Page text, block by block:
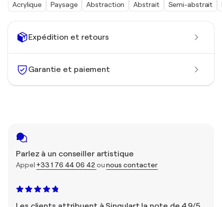
Expédition et retours
Garantie et paiement
Parlez à un conseiller artistique
Appel +33 1 76 44 06 42 ounous contacter
Acrylique Paysage Abstraction Abstrait Semi-abstrait